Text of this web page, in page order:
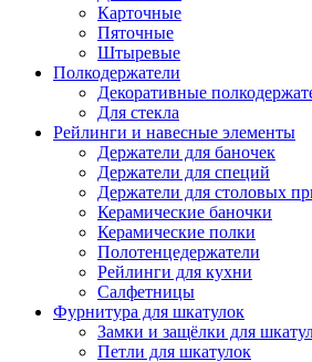
Карточные
Пяточные
Штыревые
Полкодержатели
Декоративные
Для стекла
Рейлинги и навесные элементы
Держатели для баночек
Держатели для специй
Держатели для столовых
Керамические баночки
Керамические полки
Полотенцедержатели
Рейлинги для кухни
Салфетницы
Фурнитура для шкатулок
Замки и защёлки для
Петли для шкатулок